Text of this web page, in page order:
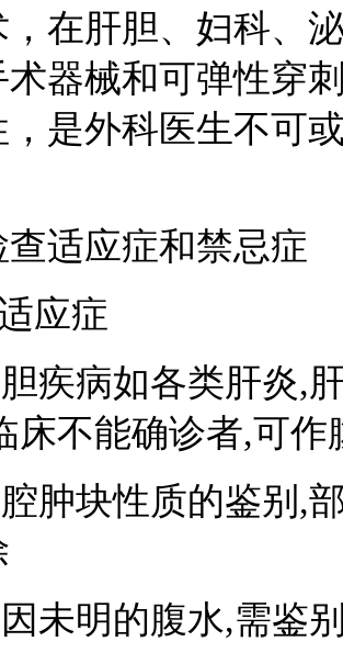
在肝胆、妇科、
器械和可弹性穿
，是外科医生不可
查适应症和禁忌症
应症
病如各类肝炎,肝
床不能确诊者,可
块性质的鉴别,部
明的腹水,需鉴